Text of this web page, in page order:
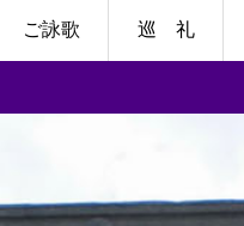
ご詠歌 巡 礼